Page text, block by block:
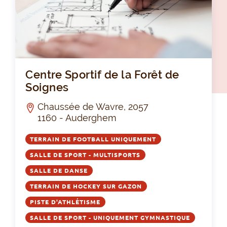
Centre Sportif de la Forêt de
Soignes
Chaussée de Wavre, 2057
1160 - Auderghem
TERRAIN DE FOOTBALL UNIQUEMENT
SALLE DE SPORT - MULTISPORTS
SALLE DE DANSE
TERRAIN DE HOCKEY SUR GAZON
PISTE D'ATHLÉTISME
SALLE DE SPORT - UNIQUEMENT GYMNASTIQUE